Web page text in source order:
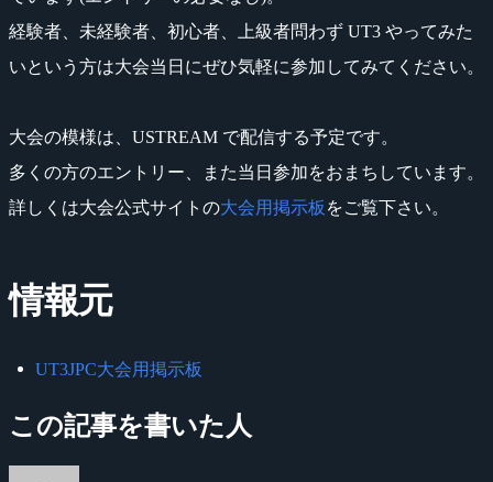
経験者、未経験者、初心者、上級者問わず UT3 やってみた
いという方は大会当日にぜひ気軽に参加してみてください。
大会の模様は、USTREAM で配信する予定です。
多くの方のエントリー、また当日参加をおまちしています。
詳しくは大会公式サイトの大会用掲示板 をご覧下さい。
情報元
UT3JPC大会用掲示板
この記事を書いた人